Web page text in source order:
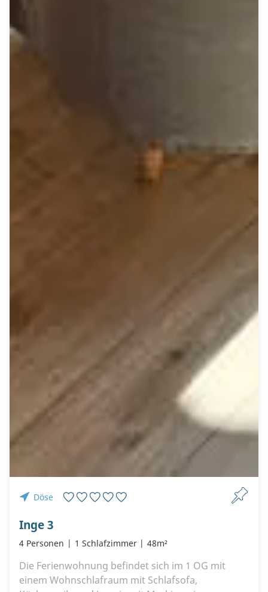
Döse
Inge 3
4 Personen 1 Schlafzimmer 48m²
Die Ferienwohnung befindet sich im 1 OG mit
einem Wohnschlafraum mit Schlafsofa,